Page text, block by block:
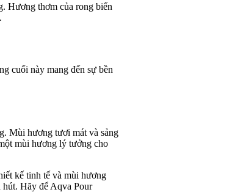
Hương thơm của rong biển
cuối này mang đến sự bền
Mùi hương tươi mát và sảng
mùi hương lý tưởng cho
kế tinh tế và mùi hương
Hãy để Aqva Pour